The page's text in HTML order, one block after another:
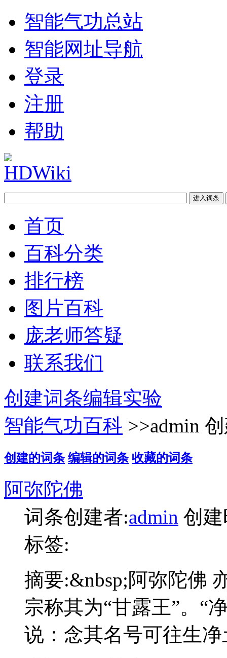
智能气功总站
智能网址导航
登录
注册
帮助
首页
百科分类
排行榜
图片百科
庞老师答疑
联系我们
创建词条编辑实验
智能气功百科 >>admin
创建的词条 编辑的词条 收藏的词条
阿弥陀佛
词条创建者:admin 创
标签:
摘要:&nbsp;阿弥陀佛
宗称其为“甘露王”。“
说：念其名号可往生净